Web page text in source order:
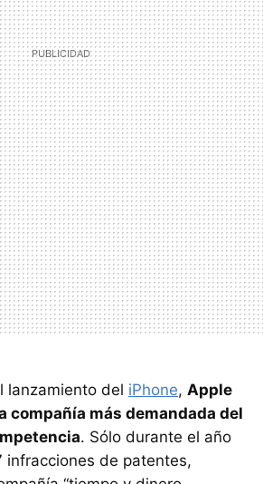
lanzamiento del iPhone, Apple
compañía más demandada del
. Sólo durante el año
infracciones de patentes,